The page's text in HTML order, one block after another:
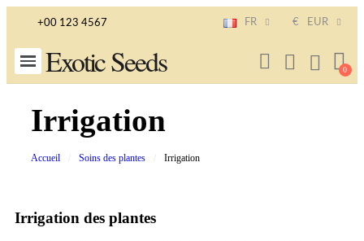
+00 123 4567 FR € EUR
Exotic Seeds
Irrigation
Accueil Soins des plantes Irrigation
Irrigation des plantes